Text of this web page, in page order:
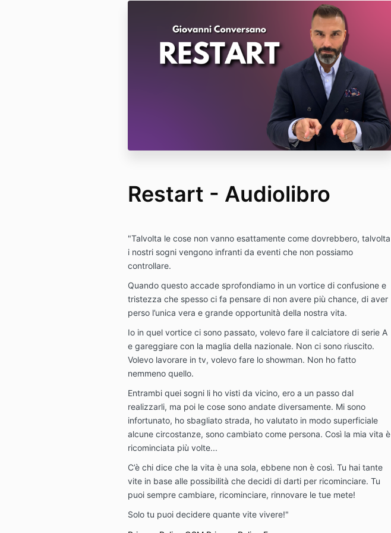
Restart - Audiolibro
"Talvolta le cose non vanno esattamente come dovrebbero, talvolta
i nostri sogni vengono infranti da eventi che non possiamo
controllare.
Quando questo accade sprofondiamo in un vortice di confusione e
tristezza che spesso ci fa pensare di non avere più chance, di aver
perso l’unica vera e grande opportunità della nostra vita.
Io in quel vortice ci sono passato, volevo fare il calciatore di serie A
e gareggiare con la maglia della nazionale. Non ci sono riuscito.
Volevo lavorare in tv, volevo fare lo showman. Non ho fatto
nemmeno quello.
Entrambi quei sogni li ho visti da vicino, ero a un passo dal
realizzarli, ma poi le cose sono andate diversamente. Mi sono
infortunato, ho sbagliato strada, ho valutato in modo superficiale
alcune circostanze, sono cambiato come persona. Così la mia vita è
ricominciata più volte...
C’è chi dice che la vita è una sola, ebbene non è così. Tu hai tante
vite in base alle possibilità che decidi di darti per ricominciare. Tu
puoi sempre cambiare, ricominciare, rinnovare le tue mete!
Solo tu puoi decidere quante vite vivere!"